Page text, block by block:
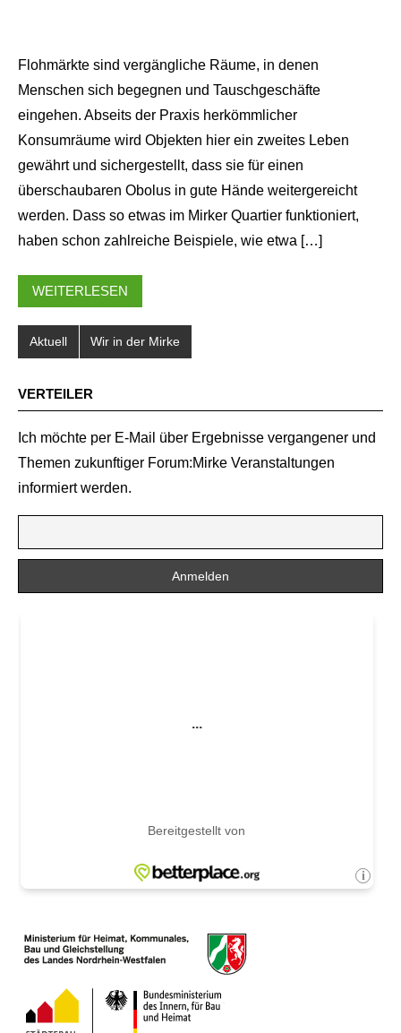
Flohmärkte sind vergängliche Räume, in denen
Menschen sich begegnen und Tauschgeschäfte
eingehen. Abseits der Praxis herkömmlicher
Konsumräume wird Objekten hier ein zweites Leben
gewährt und sichergestellt, dass sie für einen
überschaubaren Obolus in gute Hände weitergereicht
werden. Dass so etwas im Mirker Quartier funktioniert,
haben schon zahlreiche Beispiele, wie etwa […]
WEITERLESEN
Aktuell Wir in der Mirke
VERTEILER
Ich möchte per E-Mail über Ergebnisse vergangener und
Themen zukunftiger Forum:Mirke Veranstaltungen
informiert werden.